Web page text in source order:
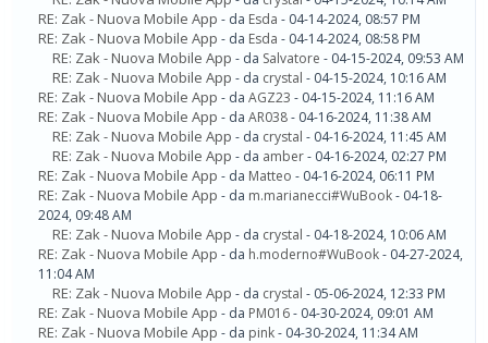
RE: Zak - Nuova Mobile App - da Esda - 04-14-2024, 08:57 PM
RE: Zak - Nuova Mobile App - da Esda - 04-14-2024, 08:58 PM
RE: Zak - Nuova Mobile App - da Salvatore - 04-15-2024, 09:53 AM
RE: Zak - Nuova Mobile App - da crystal - 04-15-2024, 10:16 AM
RE: Zak - Nuova Mobile App - da AGZ23 - 04-15-2024, 11:16 AM
RE: Zak - Nuova Mobile App - da AR038- 04-16-2024, 11:38 AM
RE: Zak - Nuova Mobile App - da crystal - 04-16-2024, 11:45 AM
RE: Zak - Nuova Mobile App - da amber- 04-16-2024, 02:27 PM
RE: Zak - Nuova Mobile App - da Matteo - 04-16-2024, 06:11 PM
RE: Zak - Nuova Mobile App - da m.marianecci#WuBook- 04-18-
2024, 09:48 AM
RE: Zak - Nuova Mobile App - da crystal - 04-18-2024, 10:06 AM
RE: Zak - Nuova Mobile App - da h.moderno#WuBook- 04-27-2024,
11:04 AM
RE: Zak - Nuova Mobile App - da crystal - 05-06-2024, 12:33 PM
RE: Zak - Nuova Mobile App - da PM016- 04-30-2024, 09:01 AM
RE: Zak - Nuova Mobile App - da pink- 04-30-2024, 11:34 AM